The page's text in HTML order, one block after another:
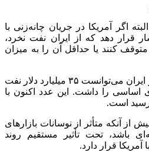
اگر آمریکا در جریان چانه‌زنی با
قرار دهد که از ایران نفت نخرد،
کنند یا حداقل آن را به میزان
در سال‌های قبل از کرونا، اگر ایران می‌توانست ۳۵ میلیارد دلار نفت
اساسی را داشت. این عدد اکنون با
از آنکه متأثر از نوسانات بازارهای
باشد، تحت تأثیر مستقیم روند
قرار دارد.